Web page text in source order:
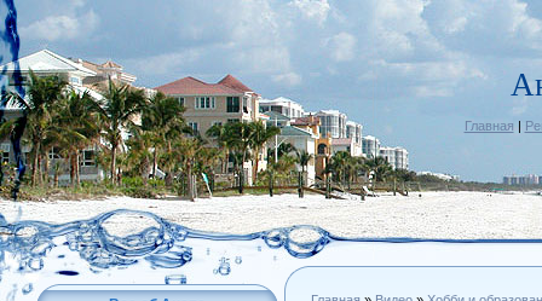
Главная |